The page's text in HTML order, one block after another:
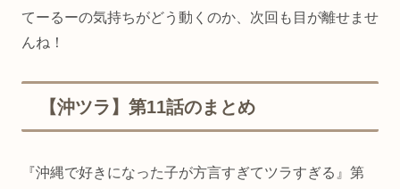
てーるーの気持ちがどう動くのか、次回も目が離せませ
んね！
【沖ツラ】第11話のまとめ
『沖縄で好きになった子が方言すぎてツラすぎる』第